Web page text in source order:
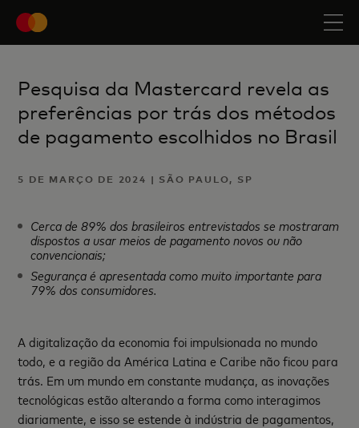
Pesquisa da Mastercard revela as
preferências por trás dos métodos
de pagamento escolhidos no Brasil
5 DE MARÇO DE 2024 | SÃO PAULO, SP
Cerca de 89% dos brasileiros entrevistados se mostraram
dispostos a usar meios de pagamento novos ou não
convencionais;
Segurança é apresentada como muito importante para
79% dos consumidores.
A digitalização da economia foi impulsionada no mundo
todo, e a região da América Latina e Caribe não ficou para
trás. Em um mundo em constante mudança, as inovações
tecnológicas estão alterando a forma como interagimos
diariamente, e isso se estende à indústria de pagamentos,